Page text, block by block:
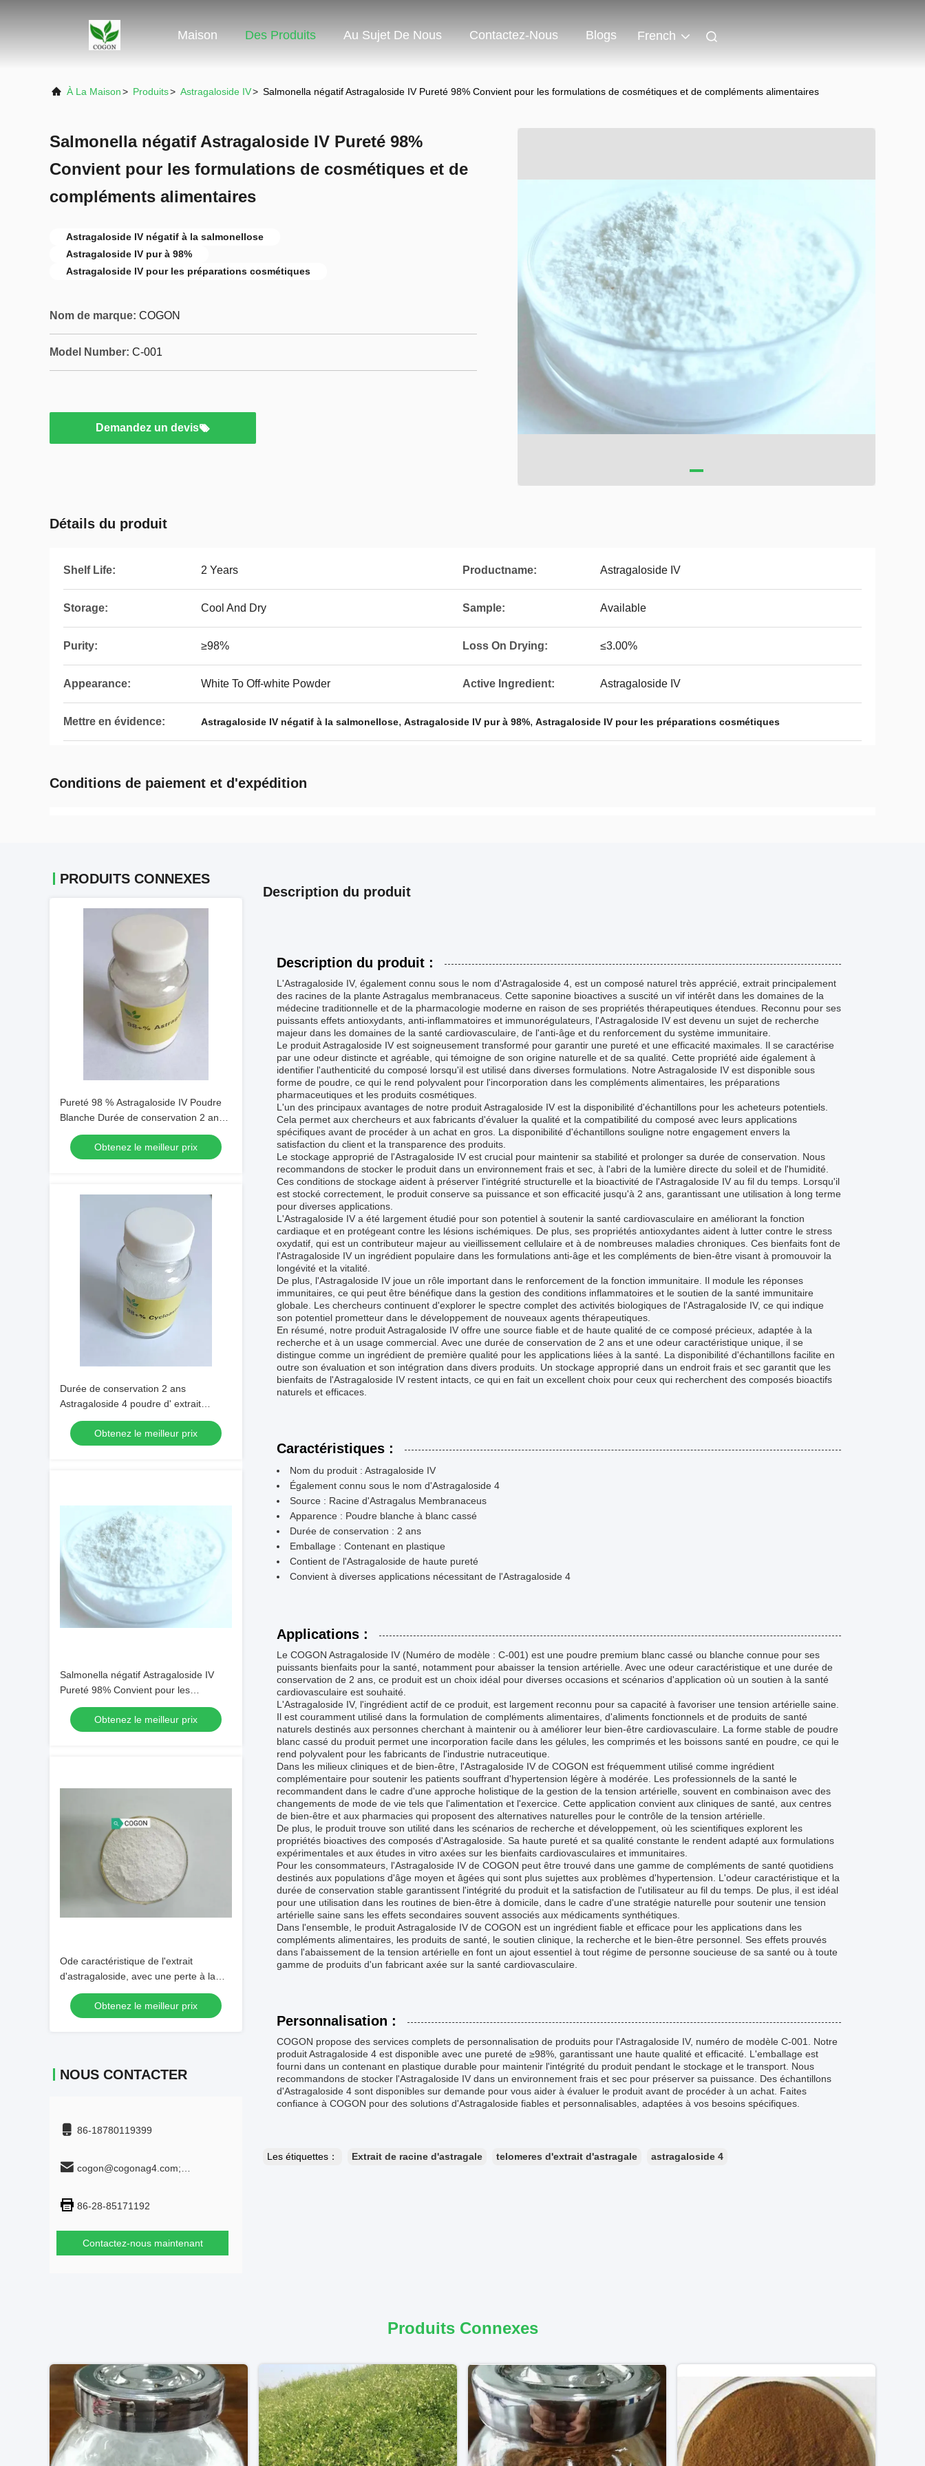
Maison Des Produits Au Sujet De Nous Contactez-Nous Blogs French
À La Maison> Produits> Astragaloside IV> Salmonella négatif Astragaloside IV Pureté 98% Convient pour les formulations de cosmétiques et de compléments alimentaires
Salmonella négatif Astragaloside IV Pureté 98%
Convient pour les formulations de cosmétiques et de
compléments alimentaires
Astragaloside IV négatif à la salmonellose
Astragaloside IV pur à 98%
Astragaloside IV pour les préparations cosmétiques
Nom de marque: COGON
Model Number: C-001
Demandez un devis
Détails du produit
Shelf Life: 2 Years Productname: Astragaloside IV
Storage: Cool And Dry Sample: Available
Purity: ≥98% Loss On Drying: ≤3.00%
Appearance: White To Off-white Powder Active Ingredient: Astragaloside IV
Mettre en évidence: Astragaloside IV négatif à la salmonellose, Astragaloside IV pur à 98%, Astragaloside IV pour les préparations cosmétiques
Conditions de paiement et d'expédition
PRODUITS CONNEXES
Pureté 98 % Astragaloside IV Poudre
Blanche Durée de conservation 2 ans
Appliqué dans les extraits botaniques
et la recherche scientifique
Obtenez le meilleur prix
Durée de conservation 2 ans
Astragaloside 4 poudre d' extrait
naturel pour les applications
pharmaceutiques et les formulations
nutraceutiques
Obtenez le meilleur prix
Salmonella négatif Astragaloside IV
Pureté 98% Convient pour les
formulations de cosmétiques et de
compléments alimentaires
Obtenez le meilleur prix
Ode caractéristique de l'extrait
d'astragaloside, avec une perte à la
dessiccation n'excédant pas 3 %,
adapté à la production de
compléments alimentaires
Obtenez le meilleur prix
NOUS CONTACTER
86-18780119399
cogon@cogonag4.com;
86-28-85171192
Contactez-nous maintenant
Description du produit
Description du produit :
L'Astragaloside IV, également connu sous le nom d'Astragaloside 4, est un composé naturel très apprécié, extrait principalement
des racines de la plante Astragalus membranaceus. Cette saponine bioactives a suscité un vif intérêt dans les domaines de la
médecine traditionnelle et de la pharmacologie moderne en raison de ses propriétés thérapeutiques étendues. Reconnu pour ses
puissants effets antioxydants, anti-inflammatoires et immunorégulateurs, l'Astragaloside IV est devenu un sujet de recherche
majeur dans les domaines de la santé cardiovasculaire, de l'anti-âge et du renforcement du système immunitaire.
Le produit Astragaloside IV est soigneusement transformé pour garantir une pureté et une efficacité maximales. Il se caractérise
par une odeur distincte et agréable, qui témoigne de son origine naturelle et de sa qualité. Cette propriété aide également à
identifier l'authenticité du composé lorsqu'il est utilisé dans diverses formulations. Notre Astragaloside IV est disponible sous
forme de poudre, ce qui le rend polyvalent pour l'incorporation dans les compléments alimentaires, les préparations
pharmaceutiques et les produits cosmétiques.
L'un des principaux avantages de notre produit Astragaloside IV est la disponibilité d'échantillons pour les acheteurs potentiels.
Cela permet aux chercheurs et aux fabricants d'évaluer la qualité et la compatibilité du composé avec leurs applications
spécifiques avant de procéder à un achat en gros. La disponibilité d'échantillons souligne notre engagement envers la
satisfaction du client et la transparence des produits.
Le stockage approprié de l'Astragaloside IV est crucial pour maintenir sa stabilité et prolonger sa durée de conservation. Nous
recommandons de stocker le produit dans un environnement frais et sec, à l'abri de la lumière directe du soleil et de l'humidité.
Ces conditions de stockage aident à préserver l'intégrité structurelle et la bioactivité de l'Astragaloside IV au fil du temps. Lorsqu'il
est stocké correctement, le produit conserve sa puissance et son efficacité jusqu'à 2 ans, garantissant une utilisation à long terme
pour diverses applications.
L'Astragaloside IV a été largement étudié pour son potentiel à soutenir la santé cardiovasculaire en améliorant la fonction
cardiaque et en protégeant contre les lésions ischémiques. De plus, ses propriétés antioxydantes aident à lutter contre le stress
oxydatif, qui est un contributeur majeur au vieillissement cellulaire et à de nombreuses maladies chroniques. Ces bienfaits font de
l'Astragaloside IV un ingrédient populaire dans les formulations anti-âge et les compléments de bien-être visant à promouvoir la
longévité et la vitalité.
De plus, l'Astragaloside IV joue un rôle important dans le renforcement de la fonction immunitaire. Il module les réponses
immunitaires, ce qui peut être bénéfique dans la gestion des conditions inflammatoires et le soutien de la santé immunitaire
globale. Les chercheurs continuent d'explorer le spectre complet des activités biologiques de l'Astragaloside IV, ce qui indique
son potentiel prometteur dans le développement de nouveaux agents thérapeutiques.
En résumé, notre produit Astragaloside IV offre une source fiable et de haute qualité de ce composé précieux, adaptée à la
recherche et à un usage commercial. Avec une durée de conservation de 2 ans et une odeur caractéristique unique, il se
distingue comme un ingrédient de première qualité pour les applications liées à la santé. La disponibilité d'échantillons facilite en
outre son évaluation et son intégration dans divers produits. Un stockage approprié dans un endroit frais et sec garantit que les
bienfaits de l'Astragaloside IV restent intacts, ce qui en fait un excellent choix pour ceux qui recherchent des composés bioactifs
naturels et efficaces.
Caractéristiques :
Nom du produit : Astragaloside IV
Également connu sous le nom d'Astragaloside 4
Source : Racine d'Astragalus Membranaceus
Apparence : Poudre blanche à blanc cassé
Durée de conservation : 2 ans
Emballage : Contenant en plastique
Contient de l'Astragaloside de haute pureté
Convient à diverses applications nécessitant de l'Astragaloside 4
Applications :
Le COGON Astragaloside IV (Numéro de modèle : C-001) est une poudre premium blanc cassé ou blanche connue pour ses
puissants bienfaits pour la santé, notamment pour abaisser la tension artérielle. Avec une odeur caractéristique et une durée de
conservation de 2 ans, ce produit est un choix idéal pour diverses occasions et scénarios d'application où un soutien à la santé
cardiovasculaire est souhaité.
L'Astragaloside IV, l'ingrédient actif de ce produit, est largement reconnu pour sa capacité à favoriser une tension artérielle saine.
Il est couramment utilisé dans la formulation de compléments alimentaires, d'aliments fonctionnels et de produits de santé
naturels destinés aux personnes cherchant à maintenir ou à améliorer leur bien-être cardiovasculaire. La forme stable de poudre
blanc cassé du produit permet une incorporation facile dans les gélules, les comprimés et les boissons santé en poudre, ce qui le
rend polyvalent pour les fabricants de l'industrie nutraceutique.
Dans les milieux cliniques et de bien-être, l'Astragaloside IV de COGON est fréquemment utilisé comme ingrédient
complémentaire pour soutenir les patients souffrant d'hypertension légère à modérée. Les professionnels de la santé le
recommandent dans le cadre d'une approche holistique de la gestion de la tension artérielle, souvent en combinaison avec des
changements de mode de vie tels que l'alimentation et l'exercice. Cette application convient aux cliniques de santé, aux centres
de bien-être et aux pharmacies qui proposent des alternatives naturelles pour le contrôle de la tension artérielle.
De plus, le produit trouve son utilité dans les scénarios de recherche et développement, où les scientifiques explorent les
propriétés bioactives des composés d'Astragaloside. Sa haute pureté et sa qualité constante le rendent adapté aux formulations
expérimentales et aux études in vitro axées sur les bienfaits cardiovasculaires et immunitaires.
Pour les consommateurs, l'Astragaloside IV de COGON peut être trouvé dans une gamme de compléments de santé quotidiens
destinés aux populations d'âge moyen et âgées qui sont plus sujettes aux problèmes d'hypertension. L'odeur caractéristique et la
durée de conservation stable garantissent l'intégrité du produit et la satisfaction de l'utilisateur au fil du temps. De plus, il est idéal
pour une utilisation dans les routines de bien-être à domicile, dans le cadre d'une stratégie naturelle pour soutenir une tension
artérielle saine sans les effets secondaires souvent associés aux médicaments synthétiques.
Dans l'ensemble, le produit Astragaloside IV de COGON est un ingrédient fiable et efficace pour les applications dans les
compléments alimentaires, les produits de santé, le soutien clinique, la recherche et le bien-être personnel. Ses effets prouvés
dans l'abaissement de la tension artérielle en font un ajout essentiel à tout régime de personne soucieuse de sa santé ou à toute
gamme de produits d'un fabricant axée sur la santé cardiovasculaire.
Personnalisation :
COGON propose des services complets de personnalisation de produits pour l'Astragaloside IV, numéro de modèle C-001. Notre
produit Astragaloside 4 est disponible avec une pureté de ≥98%, garantissant une haute qualité et efficacité. L'emballage est
fourni dans un contenant en plastique durable pour maintenir l'intégrité du produit pendant le stockage et le transport. Nous
recommandons de stocker l'Astragaloside IV dans un environnement frais et sec pour préserver sa puissance. Des échantillons
d'Astragaloside 4 sont disponibles sur demande pour vous aider à évaluer le produit avant de procéder à un achat. Faites
confiance à COGON pour des solutions d'Astragaloside fiables et personnalisables, adaptées à vos besoins spécifiques.
Les étiquettes： Extrait de racine d'astragale telomeres d'extrait d'astragale astragaloside 4
Produits Connexes